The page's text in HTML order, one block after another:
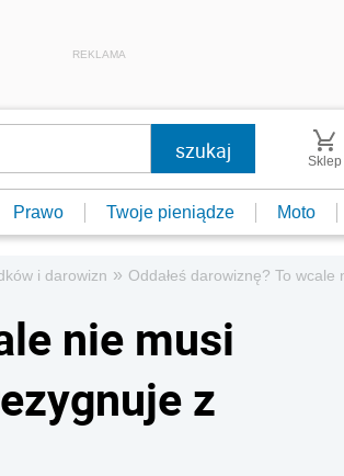
REKLAMA
Sklep
Prawo Twoje pieniądze Moto
i darowizn » Oddałeś darowiznę? To
nie musi
z